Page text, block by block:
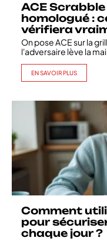
ACE
homologué :
vérifiera
On pose ACE sur la
l'adversaire lève la
EN SAVOIR PLUS
Comment
pour
chaque jour ?